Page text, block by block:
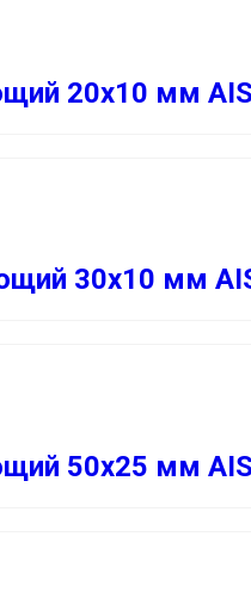
20х10 мм
30х10 мм
50х25 мм